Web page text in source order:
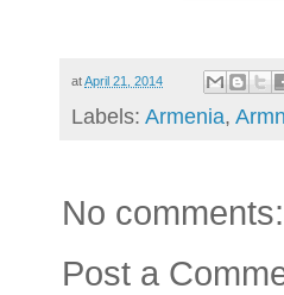
atApril 21, 2014
Labels: Armenia,
No comments:
Post a